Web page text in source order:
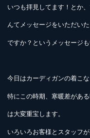
いつも拝見してます！とか
んてメッセージをいただい
ですか？というメッセージ
今日はカーディガンの着こな
特にこの時期、寒暖差があ
は大変重宝します。
いろいろお客様とスタッフ